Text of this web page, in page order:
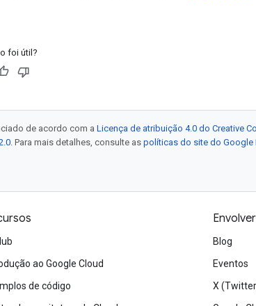
foi útil?
de acordo com a Licença de atribuição 4.0 do Creative
. Para mais detalhes, consulte as políticas do site do Google
ao Google Cloud
de código
Envolver
Blog
Eventos
X